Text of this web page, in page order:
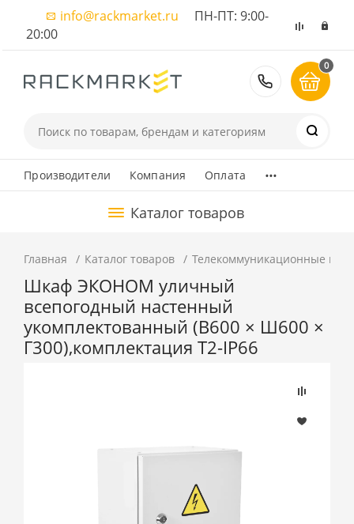
info@rackmarket.ru ПН-ПТ: 9:00-
20:00
8 (495)
0
Производители Компания Оплата ...
Каталог товаров
Главная Каталог товаров Телекоммуникационные
Шкаф ЭКОНОМ уличный
всепогодный настенный
укомплектованный (В600 × Ш600 ×
Г300),комплектация T2-IP66